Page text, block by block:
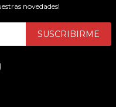
novedades!
SUSCRIBIRME